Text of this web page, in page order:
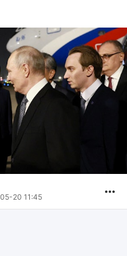
20 11:45